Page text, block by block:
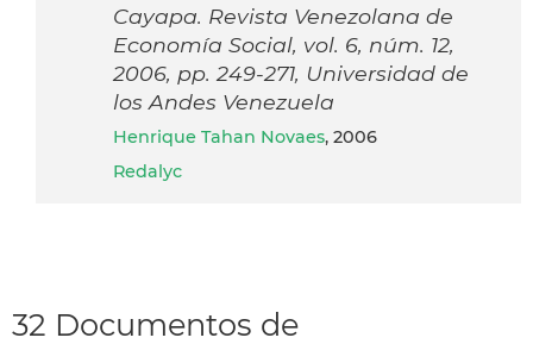
Cayapa. Revista Venezolana de
Economía Social, vol. 6, núm. 12,
2006, pp. 249-271, Universidad de
los Andes Venezuela
Henrique Tahan Novaes, 2006
Redalyc
32 Documentos de